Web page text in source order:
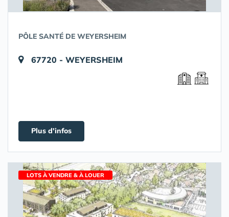
PÔLE SANTÉ DE WEYERSHEIM
67720 - WEYERSHEIM
Plus d'infos
LOTS À VENDRE & À LOUER